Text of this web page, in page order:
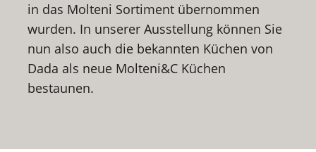
in das Molteni Sortiment übernommen
wurden. In unserer Ausstellung können Sie
nun also auch die bekannten Küchen von
Dada als neue Molteni&C Küchen
bestaunen.